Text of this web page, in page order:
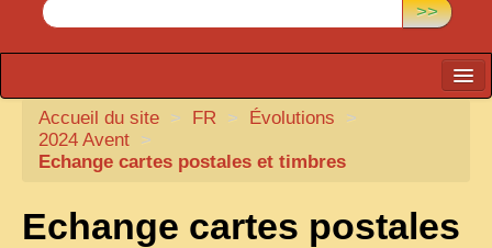
>>
CARTACARO
NOS LIVRES
ILLUSTRATEURS
Accueil du site > FR > Évolutions
>
2024 Avent >
Echange cartes postales et timbres
Echange cartes postales